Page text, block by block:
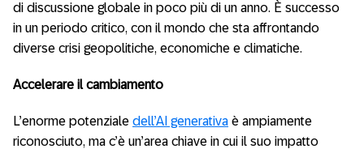
di discussione globale in poco più di un anno. È successo
in un periodo critico, con il mondo che sta affrontando
diverse crisi geopolitiche, economiche e climatiche.
Accelerare il cambiamento
L’enorme potenziale dell’AI generativa è ampiamente
riconosciuto, ma c’è un’area chiave in cui il suo impatto